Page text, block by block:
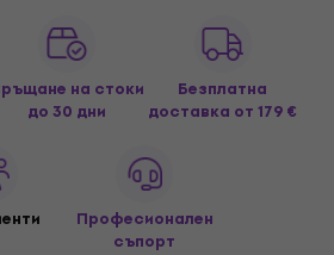
на стоки
до 30 дни
Безплатна
доставка от 179 €
Професионален
съпорт